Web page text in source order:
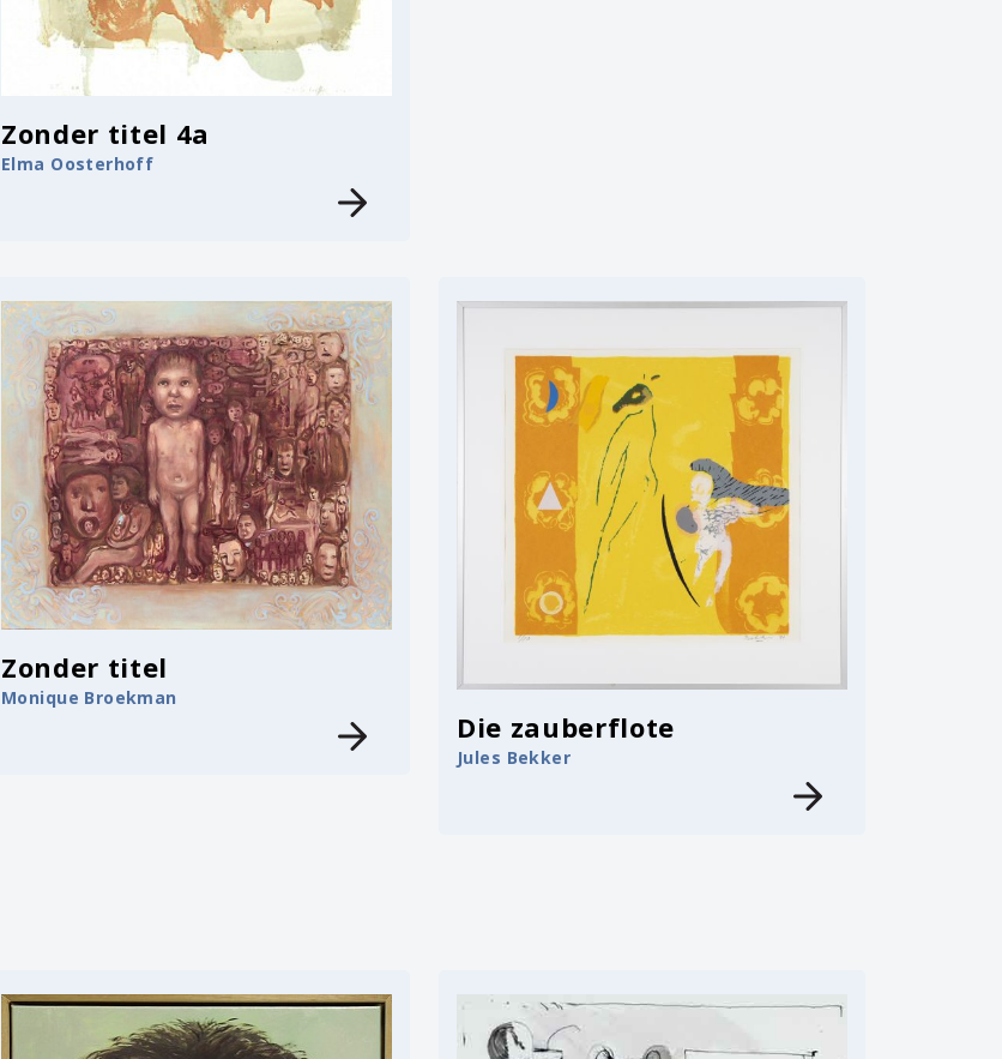
Zonder titel 4a
Elma Oosterhoff
Zonder titel
Monique Broekman
Die zauberflote
Jules Bekker